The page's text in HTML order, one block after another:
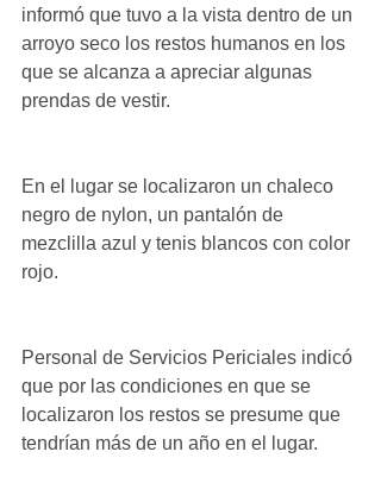
informó que tuvo a la vista dentro de un
arroyo seco los restos humanos en los
que se alcanza a apreciar algunas
prendas de vestir.
En el lugar se localizaron un chaleco
negro de nylon, un pantalón de
mezclilla azul y tenis blancos con color
rojo.
Personal de Servicios Periciales indicó
que por las condiciones en que se
localizaron los restos se presume que
tendrían más de un año en el lugar.